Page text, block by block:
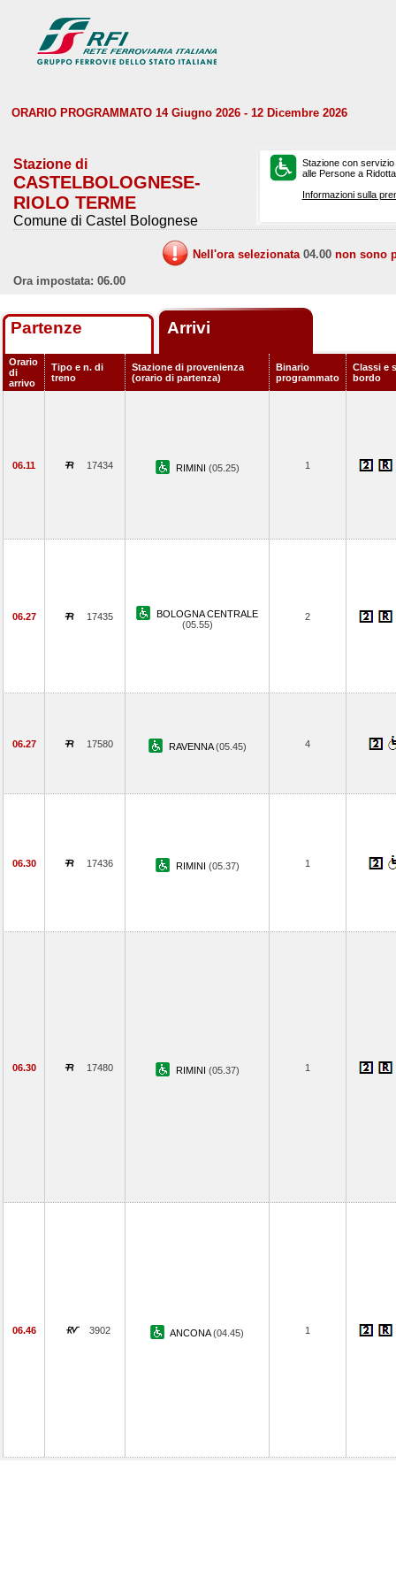
ORARIO PROGRAMMATO 14 Giugno 2026 - 12 Dicembre 2026
Stazione di
CASTELBOLOGNESE-
RIOLO TERME
Comune di Castel Bolognese
Stazione con
alle Persone a
Informazioni sulla
Nell'ora selezionata 04.00 non sono
Ora impostata: 06.00
Partenze Arrivi
Orario
di
arrivo
Tipo e n. di
treno
Stazione di provenienza
(orario di partenza)
Binario
programmato
Classi e
bordo
06.11 17434 RIMINI (05.25) 1
06.27 17435
BOLOGNA CENTRALE
(05.55)
2
06.27 17580 RAVENNA(05.45) 4
06.30 17436 RIMINI (05.37) 1
06.30 17480 RIMINI (05.37) 1
06.46 3902 ANCONA(04.45) 1